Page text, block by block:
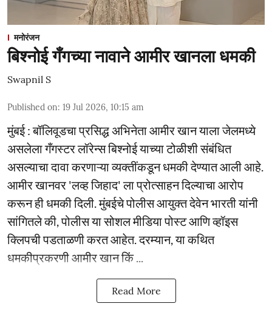
मनोरंजन
बिश्नोई गँगच्या नावाने आमीर खानला धमकी
Swapnil S
Published on: 19 Jul 2026, 10:15 am
मुंबई : बॉलिवूडचा प्रसिद्ध अभिनेता आमीर खान याला जेलमध्ये
असलेला गँगस्टर लॉरेन्स बिश्नोई याच्या टोळीशी संबंधित
असल्याचा दावा करणाऱ्या व्यक्तींकडून धमकी देण्यात आली आहे.
आमीर खानवर 'लव्ह जिहाद' ला प्रोत्साहन दिल्याचा आरोप
करून ही धमकी दिली. मुंबईचे पोलीस आयुक्त देवेन भारती यांनी
सांगितले की, पोलीस या सोशल मीडिया पोस्ट आणि व्हॉइस
क्लिपची पडताळणी करत आहेत. दरम्यान, या कथित
धमकीप्रकरणी आमीर खान किं ...
Read More